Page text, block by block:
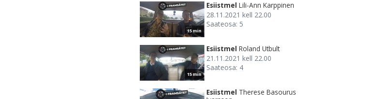
15 min
Esiistmel Lili-Ann Karppinen
28.11.2021 kell 22.00
Saateosa: 5
15 min
Esiistmel Roland Utbult
21.11.2021 kell 22.00
Saateosa: 4
Esiistmel Therese Basourus